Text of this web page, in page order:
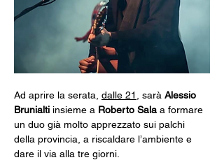
Ad aprire la serata, dalle 21 , sarà Alessio
Brunialti insieme a Roberto Sala a formare
un duo già molto apprezzato sui palchi
della provincia, a riscaldare l’ambiente e
dare il via alla tre giorni.